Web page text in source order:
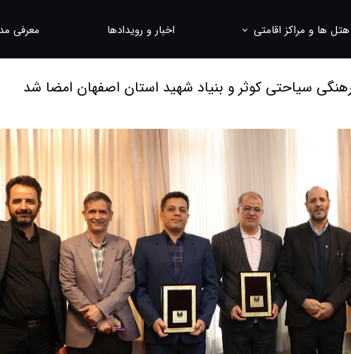
هتل ها و مراکز اقامتی
مرکز رزرواسیون
معرفی هتل ها و مجتمع های اقامتی
باشگاه مشتریان
اخبار و رویدادها
معرفی
معاونت
مدیرانسیاحتی کوثر و بنیاد شهید استان اصفهان امضا شد